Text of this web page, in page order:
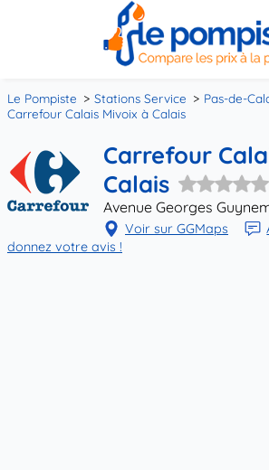
Le Pompiste Stations Service
Pas-de-
Carrefour Calais Mivoix à Calais
Carrefour
Calais
Avenue Georges
Voir sur GGMaps
donnez votre avis !